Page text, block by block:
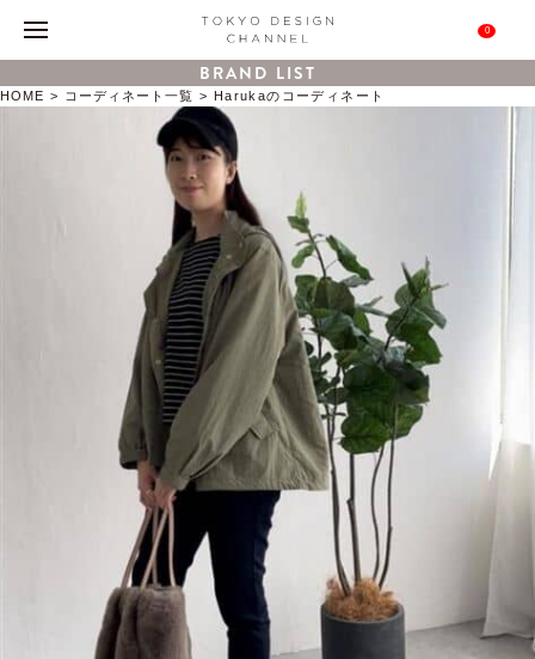
0
BRAND LIST
HOME コーディネート一覧 Harukaのコーディネート